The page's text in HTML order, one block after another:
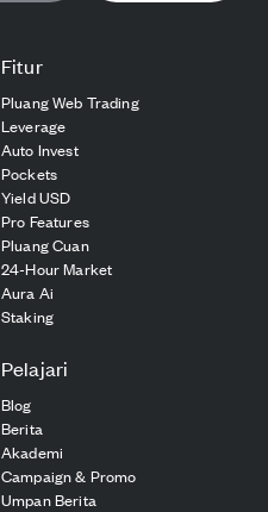
Fitur
Pluang Web Trading
Leverage
Auto Invest
Pockets
Yield USD
Pro Features
Pluang Cuan
24-Hour Market
Aura Ai
Staking
Pelajari
Blog
Berita
Akademi
Campaign & Promo
Umpan Berita